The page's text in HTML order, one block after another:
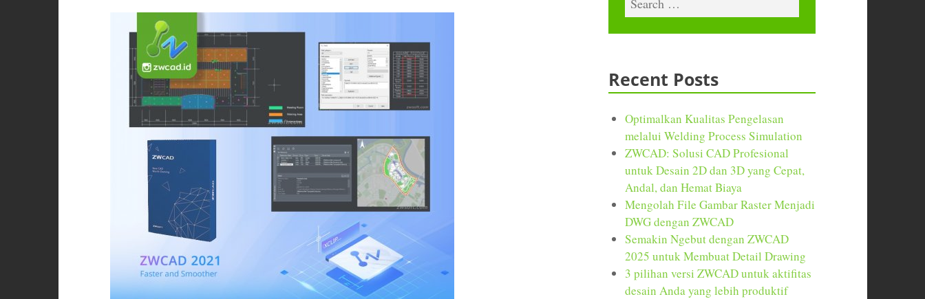
Recent Posts
Optimalkan Kualitas Pengelasan
melalui Welding Process Simulation
ZWCAD: Solusi CAD Profesional
untuk Desain 2D dan 3D yang Cepat,
Andal, dan Hemat Biaya
Mengolah File Gambar Raster Menjadi
DWG dengan ZWCAD
Semakin Ngebut dengan ZWCAD
2025 untuk Membuat Detail Drawing
3 pilihan versi ZWCAD untuk aktifitas
desain Anda yang lebih produktif